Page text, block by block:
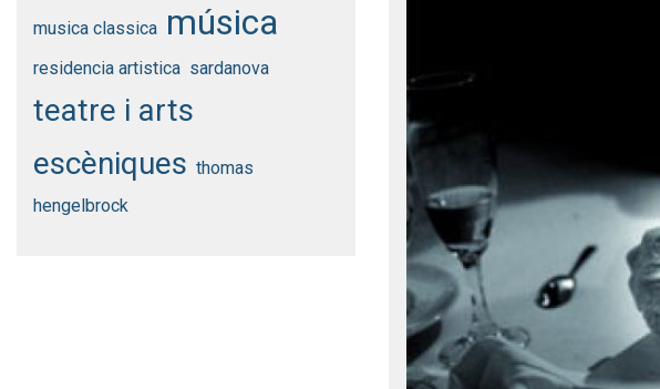
musica classica música
residencia artistica sardanova
teatre i arts
escèniques thomas
hengelbrock